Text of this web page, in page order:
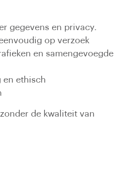
gegevens en privacy.
op verzoek
en samengevoegde
en ethisch
de kwaliteit van